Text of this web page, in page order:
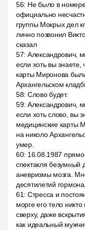
56: Не было в номере
официально
группы Мокрых дел
лично позвонил
сказал
57: Александрович,
если хоть вы знаете,
карты Миронова
Архангельском
58: Слово будет.
59: Александрович,
если хоть слово, вы
медицинские карты
на николо
умер.
60: 16.08.1987
спектакля безумный
аневризмы мозга.
десятилетий
61: Стресса и
морге его тело
сверху, даже
как идеальный